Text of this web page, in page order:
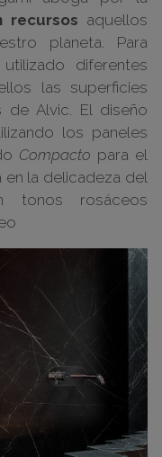
recursos aquellos
planeta. Para
diferentes
las superficies
de Alvic. El diseño
los paneles
Compacto para el
la delicadeza del
tonos rosáceos